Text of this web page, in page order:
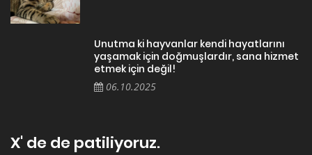
Unutma ki hayvanlar kendi hayatlarını
yaşamak için doğmuşlardır, sana hizmet
etmek için değil!
06.10.2025
X' de de patiliyoruz.